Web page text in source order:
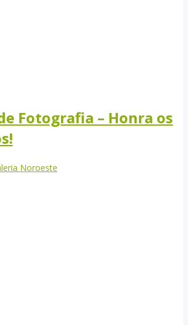
Fotografia – Honra os
Noroeste